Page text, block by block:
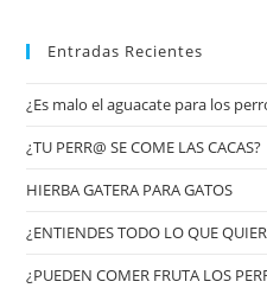
Entradas Recientes
¿Es malo el aguacate para los
¿TU PERR@ SE COME LAS CACAS?
HIERBA GATERA PARA GATOS
¿ENTIENDES TODO LO QUE
¿PUEDEN COMER FRUTA LOS